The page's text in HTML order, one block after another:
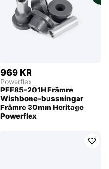
969 KR
Powerflex
PFF85-201H Främre
Wishbone-bussningar
Främre 30mm Heritage
Powerflex